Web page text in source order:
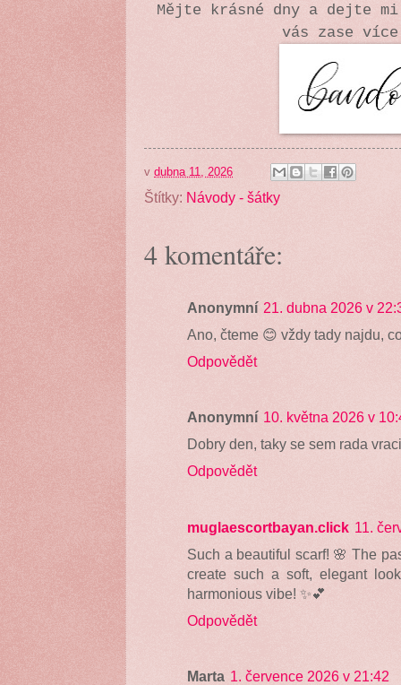
Mějte krásné dny a dejte
vás zase
v dubna 11, 2026
Štítky: Návody - šátky
4 komentáře:
Anonymní 21. dubna 2026 v
Ano, čteme 😊 vždy tady najdu,
Odpovědět
Anonymní 10. května 2026 v
Dobry den, taky se sem rada
Odpovědět
muglaescortbayan.click 11.
Such a beautiful scarf! 🌸 The
create such a soft, elegant
harmonious vibe! ✨💕
Odpovědět
Marta 1. července 2026 v 21:42